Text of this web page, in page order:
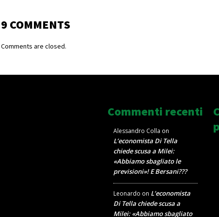
9 COMMENTS
Comments are closed.
Commenti recenti
Alessandro Colla on
L’economista Di Tella
chiede scusa a Milei:
«Abbiamo sbagliato le
previsioni»! E Bersani???
Leonardo on L’economista
Di Tella chiede scusa a
Milei: «Abbiamo sbagliato